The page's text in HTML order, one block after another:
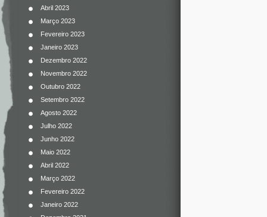
Abril 2023
Março 2023
Fevereiro 2023
Janeiro 2023
Dezembro 2022
Novembro 2022
Outubro 2022
Setembro 2022
Agosto 2022
Julho 2022
Junho 2022
Maio 2022
Abril 2022
Março 2022
Fevereiro 2022
Janeiro 2022